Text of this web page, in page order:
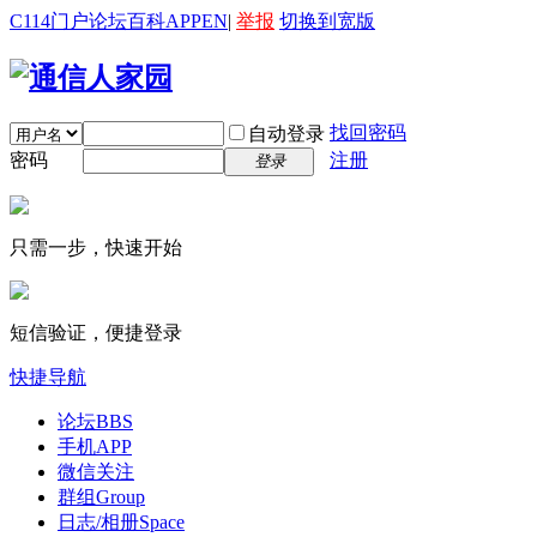
C114门户论坛百科APPEN| 举报 切换到宽版
自动登录 找回密码
密码
登录 注册
只需一步，快速开始
短信验证，便捷登录
快捷导航
论坛BBS
手机APP
微信关注
群组Group
日志/相册Space